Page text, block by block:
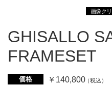
画像ク
GHISALLO
FRAMESET
価格 ￥140,800（税込）